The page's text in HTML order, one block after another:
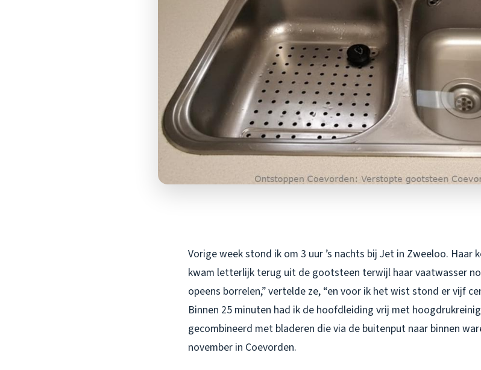
Vorige week stond ik om 3 uur ’s nachts bij Jet in Zweeloo. Haar
kwam letterlijk terug uit de gootsteen terwijl haar vaatwasser
opeens borrelen,” vertelde ze, “en voor ik het wist stond er vijf
Binnen 25 minuten had ik de hoofdleiding vrij met
gecombineerd met bladeren die via de buitenput naar binnen
november in Coevorden.